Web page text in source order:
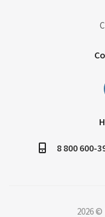
8 800 600-
2026 ©